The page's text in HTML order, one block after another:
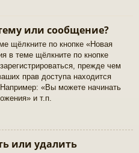
или сообщение?
щёлкните по кнопке «Новая
в теме щёлкните по кнопке
прежде чем
прав доступа находится
«Вы можете начинать
и т.п.
или удалить